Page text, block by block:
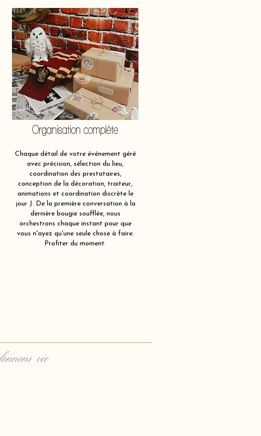
Organisation complète
Chaque détail de votre événement géré
avec précision, sélection du lieu,
coordination des prestataires,
conception de la décoration, traiteur,
animations et coordination discrète le
jour J. De la première conversation à la
dernière bougie soufflée, nous
orchestrons chaque instant pour que
vous n'ayez qu'une seule chose à faire.
Profiter du moment.
vie.